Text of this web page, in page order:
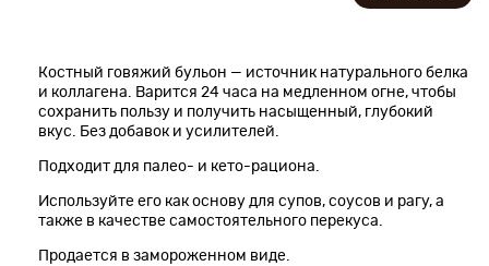
Костный говяжий бульон — источник натурального белка
и коллагена. Варится 24 часа на медленном огне, чтобы
сохранить пользу и получить насыщенный, глубокий
вкус. Без добавок и усилителей.
Подходит для палео- и кето-рациона.
Используйте его как основу для супов, соусов и рагу, а
также в качестве самостоятельного перекуса.
Продается в замороженном виде.